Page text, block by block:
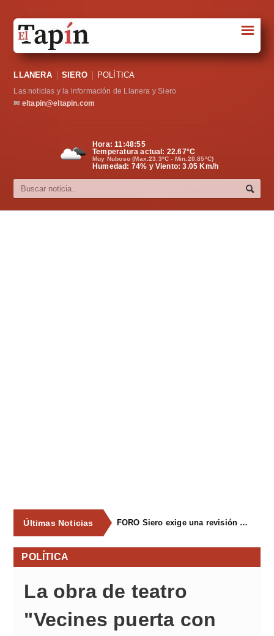
Sociedad
Política
Cultura
☰
LLANERA SIERO POLÍTICA
Las noticias y la información de Llanera y Siero
✉ eltapin@eltapin.com
Hora:11:48:55
Temperatura actual: 22.67°C
Muy Nuboso (Max.23.3ºC - Min.20.85ºC)
Humedad: 74% y Viento: 3.05 Km/h
Últimas Noticias FORO Siero exige una revisión integral del servicio de recogida de residuos para acabar con los contenedores desbordados y la imagen de abandono del concejo
POLÍTICA
La obra de teatro
"Vecines puerta con